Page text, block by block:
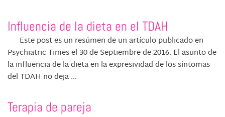
Influencia de la dieta en el TDAH
Este post es un resúmen de un artículo publicado en
Psychiatric Times el 30 de Septiembre de 2016. El asunto de
la influencia de la dieta en la expresividad de los síntomas
del TDAH no deja ...
Terapia de pareja